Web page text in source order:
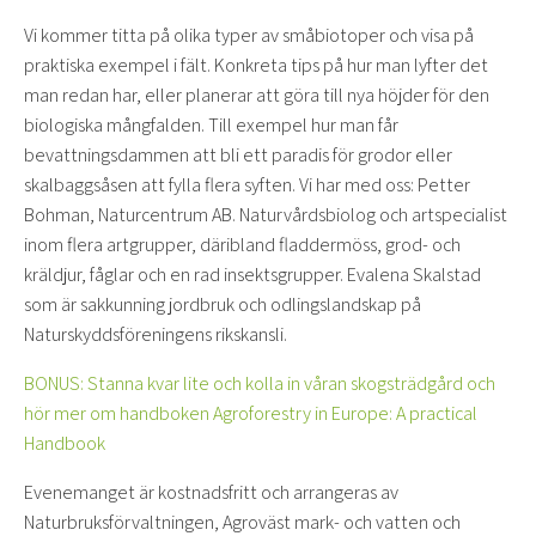
Vi kommer titta på olika typer av småbiotoper och visa på
praktiska exempel i fält. Konkreta tips på hur man lyfter det
man redan har, eller planerar att göra till nya höjder för den
biologiska mångfalden. Till exempel hur man får
bevattningsdammen att bli ett paradis för grodor eller
skalbaggsåsen att fylla flera syften. Vi har med oss: Petter
Bohman, Naturcentrum AB. Naturvårdsbiolog och artspecialist
inom flera artgrupper, däribland fladdermöss, grod- och
kräldjur, fåglar och en rad insektsgrupper. Evalena Skalstad
som är sakkunning jordbruk och odlingslandskap på
Naturskyddsföreningens rikskansli.
BONUS: Stanna kvar lite och kolla in våran skogsträdgård och
hör mer om handboken Agroforestry in Europe: A practical
Handbook
Evenemanget är kostnadsfritt och arrangeras av
Naturbruksförvaltningen, Agroväst mark- och vatten och